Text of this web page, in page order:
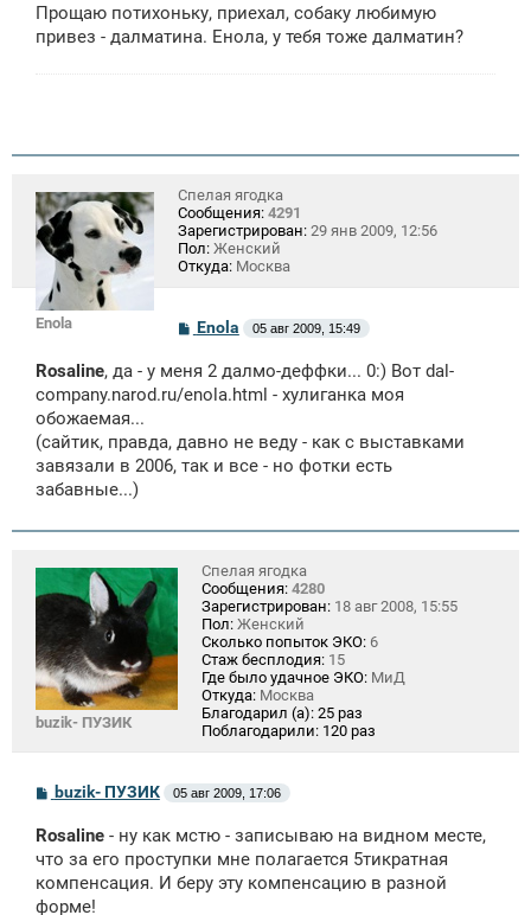
Прощаю потихоньку, приехал, собаку любимую
привез - далматина. Енола, у тебя тоже далматин?
Enola
Спелая ягодка
Сообщения: 4291
Зарегистрирован: 29 янв 2009, 12:56
Пол: Женский
Откуда: Москва
С
б
щ
и
Enola 05 авг 2009, 15:49
Rosaline, да - у меня 2 далмо-деффки... 0:) Вот dal-
company.narod.ru/enola.html - хулиганка моя
обожаемая...
(сайтик, правда, давно не веду - как с выставками
завязали в 2006, так и все - но фотки есть
забавные...)
buzik- ПУЗИК
Спелая ягодка
Сообщения: 4280
Зарегистрирован: 18 авг 2008, 15:55
Пол: Женский
Сколько попыток ЭКО: 6
Стаж бесплодия: 15
Где было удачное ЭКО: МиД
Откуда: Москва
Благодарил (а): 25 раз
Поблагодарили: 120 раз
С
б
щ
н
и
buzik- ПУЗИК 05 авг 2009, 17:06
Rosaline - ну как мcтю - записываю на видном месте,
что за его проступки мне полагается 5тикратная
компенсация. И беру эту компенсацию в разной
форме!